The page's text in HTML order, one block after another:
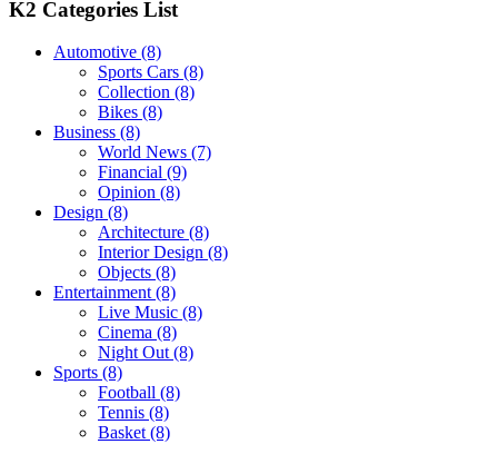
K2 Categories List
Automotive (8)
Sports Cars (8)
Collection (8)
Bikes (8)
Business (8)
World News (7)
Financial (9)
Opinion (8)
Design (8)
Architecture (8)
Interior Design (8)
Objects (8)
Entertainment (8)
Live Music (8)
Cinema (8)
Night Out (8)
Sports (8)
Football (8)
Tennis (8)
Basket (8)